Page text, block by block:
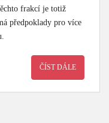
frakcí je totiž
předpoklady pro více
ČÍST DÁLE